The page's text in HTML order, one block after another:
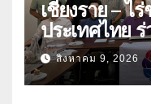
เชียงราย – ไ
ประเทศไทย
อาเซียน
หารืออนาคต
ท่ามกลางคว
สิงหาคม 9, 2026